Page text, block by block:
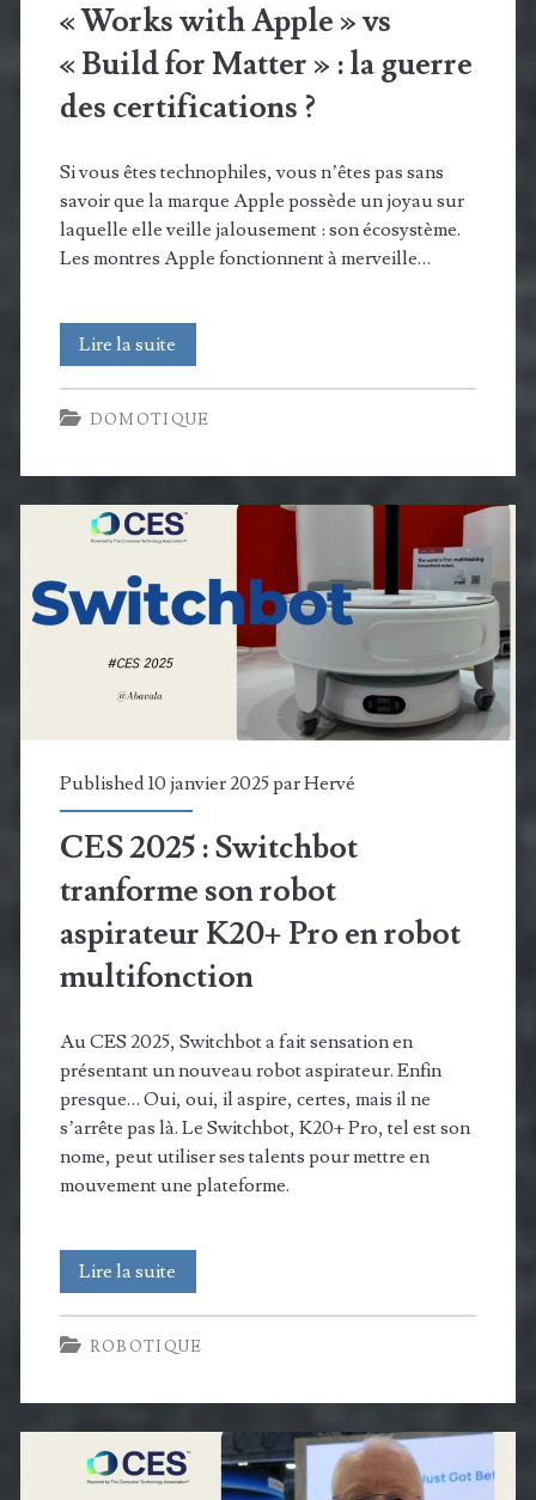
« Works with Apple » vs
« Build for Matter » : la guerre
des certifications ?
Si vous êtes technophiles, vous n’êtes pas sans
savoir que la marque Apple possède un joyau sur
laquelle elle veille jalousement : son écosystème.
Les montres Apple fonctionnent à merveille…
Lire la suite
with
Apple »
vs
« Build
Matter »
des
certifications
?
DOMOTIQUE
Published 10 janvier 2025 parHervé
CES 2025 : Switchbot
tranforme son robot
aspirateur K20+ Pro en robot
multifonction
Au CES 2025, Switchbot a fait sensation en
présentant un nouveau robot aspirateur. Enfin
presque… Oui, oui, il aspire, certes, mais il ne
s’arrête pas là. Le Switchbot, K20+ Pro, tel est son
nome, peut utiliser ses talents pour mettre en
mouvement une plateforme.
Lire la suite
2025
:
Switchbot
tranforme
son
ROBOTIQUE